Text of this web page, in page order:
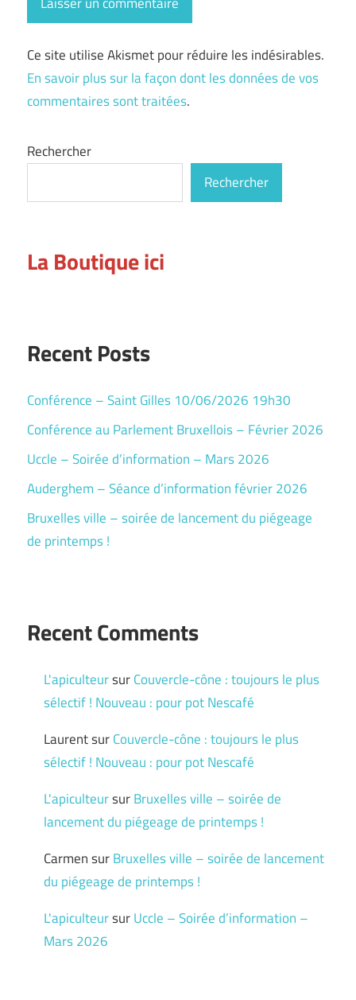
Ce site utilise Akismet pour réduire les indésirables.
En savoir plus sur la façon dont les données de vos
commentaires sont traitées.
Rechercher
Rechercher
La Boutique ici
Recent Posts
Conférence – Saint Gilles 10/06/2026 19h30
Conférence au Parlement Bruxellois – Février 2026
Uccle – Soirée d’information – Mars 2026
Auderghem – Séance d’information février 2026
Bruxelles ville – soirée de lancement du piégeage
de printemps !
Recent Comments
L'apiculteursurCouvercle-cône : toujours le plus
sélectif ! Nouveau : pour pot Nescafé
LaurentsurCouvercle-cône : toujours le plus
sélectif ! Nouveau : pour pot Nescafé
L'apiculteursurBruxelles ville – soirée de
lancement du piégeage de printemps !
CarmensurBruxelles ville – soirée de lancement
du piégeage de printemps !
L'apiculteursurUccle – Soirée d’information –
Mars 2026